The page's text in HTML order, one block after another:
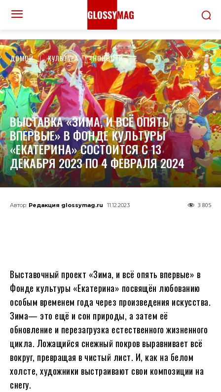
ДОМОЙ КУЛЬТУРА НОВОСТИ
ВЫСТАВКА «ЗИМА, И ВСЁ ОПЯТЬ
ВПЕРВЫЕ» В ФОНДЕ КУЛЬТУРЫ
«ЕКАТЕРИНА» СОСТОИТСЯ С 13
ДЕКАБРЯ 2023 ПО 4 ФЕВРАЛЯ 2024
Автор: Редакция glossymag.ru 11.12.2023 3 805
Выставочный проект «Зима, и всё опять впервые» в
Фонде культуры «Екатерина» посвящён любованию
особым временем года через произведения искусства.
Зима— это ещё и сон природы, а затем её
обновление и перезагрузка естественного жизненного
цикла. Ложащийся снежный покров выравнивает всё
вокруг, превращая в чистый лист. И, как на белом
холсте, художники выстраивают свои композиции на
снегу.